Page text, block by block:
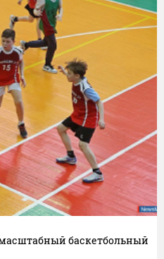
баскетбольный